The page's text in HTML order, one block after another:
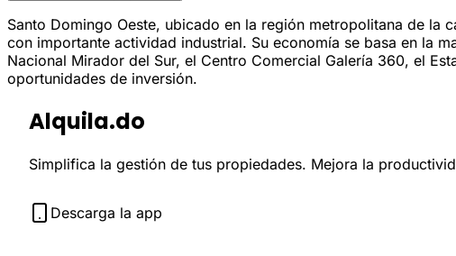
Santo Domingo Oeste, ubicado en la región metropolitana de la
con importante actividad industrial. Su economía se basa en la
Nacional Mirador del Sur, el Centro Comercial Galería 360, el
oportunidades de inversión.
Alquila.do
Simplifica la gestión de tus propiedades. Mejora la
Descarga la app